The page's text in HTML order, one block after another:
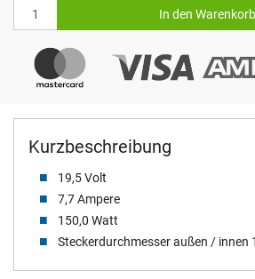
Kurzbeschreibung
19,5 Volt
7,7 Ampere
150,0 Watt
Steckerdurchmesser außen / innen
In den Warenkorb